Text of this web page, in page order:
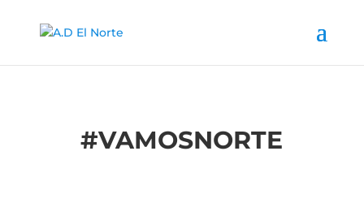
#VAMOSNORTE